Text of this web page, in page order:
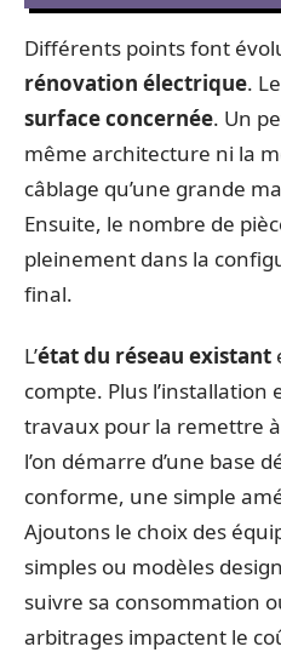
Différents points font
rénovation électrique.
surface concernée. Un
même architecture ni la
câblage qu’une grande
Ensuite, le nombre de
pleinement dans la
final.
L’état du réseau existant
compte. Plus l’installation
travaux pour la remettre
l’on démarre d’une base
conforme, une simple
Ajoutons le choix des
simples ou modèles
suivre sa consommation
arbitrages impactent le